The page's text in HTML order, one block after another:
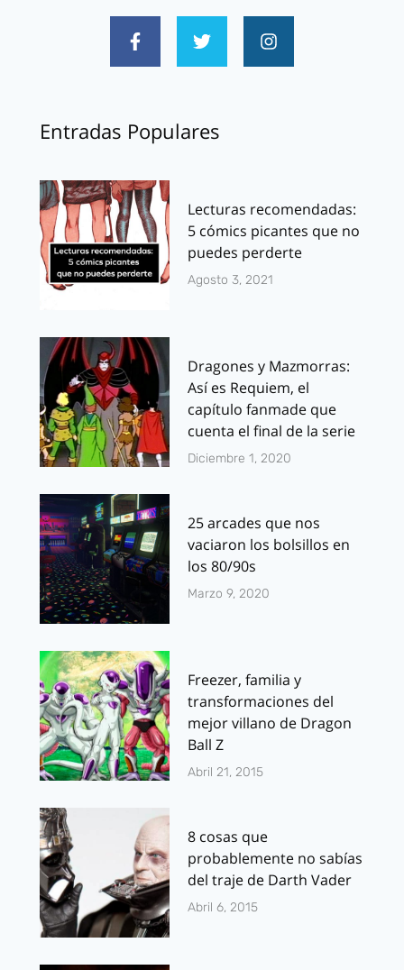
Entradas Populares
Lecturas recomendadas:
5 cómics picantes que no
puedes perderte
Agosto 3, 2021
Dragones y Mazmorras:
Así es Requiem, el
capítulo fanmade que
cuenta el final de la serie
Diciembre 1, 2020
25 arcades que nos
vaciaron los bolsillos en
los 80/90s
Marzo 9, 2020
Freezer, familia y
transformaciones del
mejor villano de Dragon
Ball Z
Abril 21, 2015
8 cosas que
probablemente no sabías
del traje de Darth Vader
Abril 6, 2015